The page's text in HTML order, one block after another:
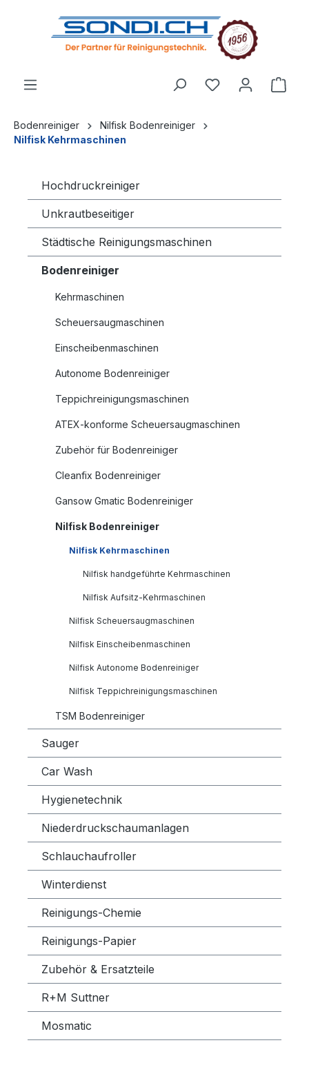
springen
Bodenreiniger
Nilfisk Bodenreiniger
Nilfisk Kehrmaschinen
Hochdruckreiniger
Unkrautbeseitiger
Städtische Reinigungsmaschinen
Bodenreiniger
Kehrmaschinen
Scheuersaugmaschinen
Einscheibenmaschinen
Autonome Bodenreiniger
Teppichreinigungsmaschinen
ATEX-konforme Scheuersaugmaschinen
Zubehör für Bodenreiniger
Cleanfix Bodenreiniger
Gansow Gmatic Bodenreiniger
Nilfisk Bodenreiniger
Nilfisk Kehrmaschinen
Nilfisk handgeführte Kehrmaschinen
Nilfisk Aufsitz-Kehrmaschinen
Nilfisk Scheuersaugmaschinen
Nilfisk Einscheibenmaschinen
Nilfisk Autonome Bodenreiniger
Nilfisk Teppichreinigungsmaschinen
TSM Bodenreiniger
Sauger
Car Wash
Hygienetechnik
Niederdruckschaumanlagen
Schlauchaufroller
Winterdienst
Reinigungs-Chemie
Reinigungs-Papier
Zubehör & Ersatzteile
R+M Suttner
Mosmatic